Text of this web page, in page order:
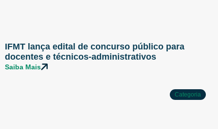
IFMT lança edital de concurso público para
docentes e técnicos-administrativos
Saiba Mais
Categoria